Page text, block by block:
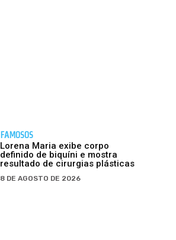
FAMOSOS
Lorena Maria exibe corpo
definido de biquíni e mostra
resultado de cirurgias plásticas
8 DE AGOSTO DE 2026